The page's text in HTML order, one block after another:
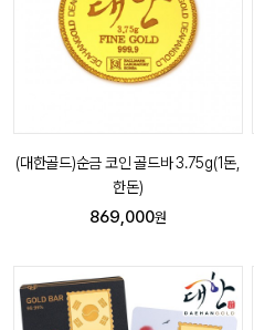
(대한골드)순금 코인 골드바 3.75g(1돈,
한돈)
869,000원